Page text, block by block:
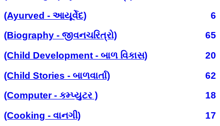
(Ayurved - આયૂર્વેદ)
6
(Biography - જીવનચરિત્રો)
65
(Child Development - બાળ વિકાસ)
20
(Child Stories - બાળવાર્તા)
62
(Computer - કમ્પ્યુટર )
18
(Cooking - વાનગી)
17